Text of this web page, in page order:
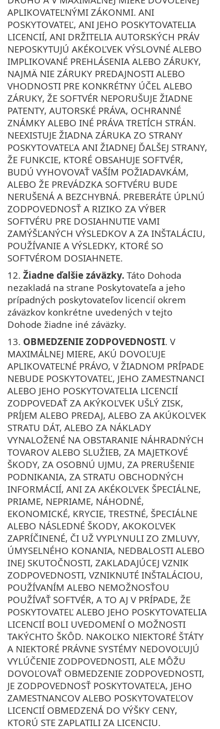
APLIKOVATEĽNÝMI ZÁKONMI. ANI
POSKYTOVATEĽ, ANI JEHO POSKYTOVATELIA
LICENCIÍ, ANI DRŽITELIA AUTORSKÝCH PRÁV
NEPOSKYTUJÚ AKÉKOĽVEK VÝSLOVNÉ ALEBO
IMPLIKOVANÉ PREHLÁSENIA ALEBO ZÁRUKY,
NAJMÄ NIE ZÁRUKY PREDAJNOSTI ALEBO
VHODNOSTI PRE KONKRÉTNY ÚČEL ALEBO
ZÁRUKY, ŽE SOFTVÉR NEPORUŠUJE ŽIADNE
PATENTY, AUTORSKÉ PRÁVA, OCHRANNÉ
ZNÁMKY ALEBO INÉ PRÁVA TRETÍCH STRÁN.
NEEXISTUJE ŽIADNA ZÁRUKA ZO STRANY
POSKYTOVATEĽA ANI ŽIADNEJ ĎALŠEJ STRANY,
ŽE FUNKCIE, KTORÉ OBSAHUJE SOFTVÉR,
BUDÚ VYHOVOVAŤ VAŠÍM POŽIADAVKÁM,
ALEBO ŽE PREVÁDZKA SOFTVÉRU BUDE
NERUŠENÁ A BEZCHYBNÁ. PREBERÁTE ÚPLNÚ
ZODPOVEDNOSŤ A RIZIKO ZA VÝBER
SOFTVÉRU PRE DOSIAHNUTIE VAMI
ZAMÝŠĽANÝCH VÝSLEDKOV A ZA INŠTALÁCIU,
POUŽÍVANIE A VÝSLEDKY, KTORÉ SO
SOFTVÉROM DOSIAHNETE.
12. Žiadne ďalšie záväzky. Táto Dohoda
nezakladá na strane Poskytovateľa a jeho
prípadných poskytovateľov licencií okrem
záväzkov konkrétne uvedených v tejto
Dohode žiadne iné záväzky.
13. OBMEDZENIE ZODPOVEDNOSTI. V
MAXIMÁLNEJ MIERE, AKÚ DOVOĽUJE
APLIKOVATEĽNÉ PRÁVO, V ŽIADNOM PRÍPADE
NEBUDE POSKYTOVATEĽ, JEHO ZAMESTNANCI
ALEBO JEHO POSKYTOVATELIA LICENCIÍ
ZODPOVEDAŤ ZA AKÝKOĽVEK UŠLÝ ZISK,
PRÍJEM ALEBO PREDAJ, ALEBO ZA AKÚKOĽVEK
STRATU DÁT, ALEBO ZA NÁKLADY
VYNALOŽENÉ NA OBSTARANIE NÁHRADNÝCH
TOVAROV ALEBO SLUŽIEB, ZA MAJETKOVÉ
ŠKODY, ZA OSOBNÚ UJMU, ZA PRERUŠENIE
PODNIKANIA, ZA STRATU OBCHODNÝCH
INFORMÁCIÍ, ANI ZA AKÉKOĽVEK ŠPECIÁLNE,
PRIAME, NEPRIAME, NÁHODNÉ,
EKONOMICKÉ, KRYCIE, TRESTNÉ, ŠPECIÁLNE
ALEBO NÁSLEDNÉ ŠKODY, AKOKOĽVEK
ZAPRÍČINENÉ, ČI UŽ VYPLYNULI ZO ZMLUVY,
ÚMYSELNÉHO KONANIA, NEDBALOSTI ALEBO
INEJ SKUTOČNOSTI, ZAKLADAJÚCEJ VZNIK
ZODPOVEDNOSTI, VZNIKNUTÉ INŠTALÁCIOU,
POUŽÍVANÍM ALEBO NEMOŽNOSŤOU
POUŽÍVAŤ SOFTVÉR, A TO AJ V PRÍPADE, ŽE
POSKYTOVATEĽ ALEBO JEHO POSKYTOVATELIA
LICENCIÍ BOLI UVEDOMENÍ O MOŽNOSTI
TAKÝCHTO ŠKÔD. NAKOĽKO NIEKTORÉ ŠTÁTY
A NIEKTORÉ PRÁVNE SYSTÉMY NEDOVOĽUJÚ
VYLÚČENIE ZODPOVEDNOSTI, ALE MÔŽU
DOVOĽOVAŤ OBMEDZENIE ZODPOVEDNOSTI,
JE ZODPOVEDNOSŤ POSKYTOVATEĽA, JEHO
ZAMESTNANCOV ALEBO POSKYTOVATEĽOV
LICENCIÍ OBMEDZENÁ DO VÝŠKY CENY,
KTORÚ STE ZAPLATILI ZA LICENCIU.